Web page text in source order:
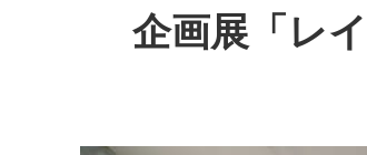
企画展「レ